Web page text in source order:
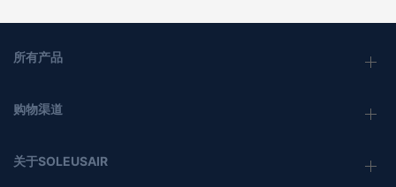
所有产品
购物渠道
关于SOLEUSAIR